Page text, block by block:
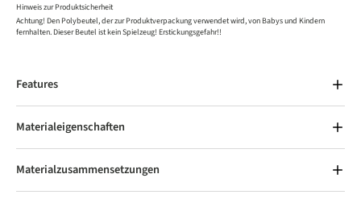
Hinweis zur Produktsicherheit
Achtung! Den Polybeutel, der zur Produktverpackung verwendet wird, von Babys und Kindern
fernhalten. Dieser Beutel ist kein Spielzeug! Erstickungsgefahr!!
Features
Materialeigenschaften
Materialzusammensetzungen